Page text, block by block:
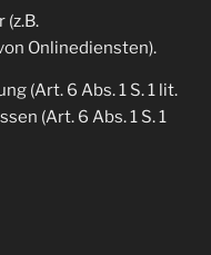
Onlinediensten).
(Art. 6 Abs. 1 S. 1 lit.
(Art. 6 Abs. 1 S. 1